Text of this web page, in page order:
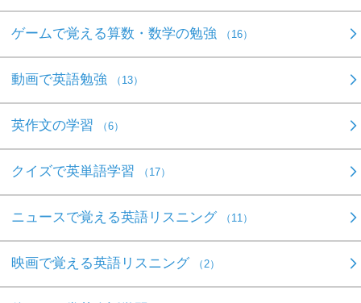
ゲームで覚える算数・数学の勉強 （16）
動画で英語勉強 （13）
英作文の学習 （6）
クイズで英単語学習 （17）
ニュースで覚える英語リスニング （11）
映画で覚える英語リスニング （2）